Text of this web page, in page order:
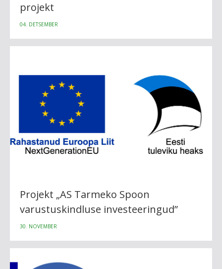
projekt
04. DETSEMBER
Projekt „AS Tarmeko Spoon
varustuskindluse investeeringud”
30. NOVEMBER